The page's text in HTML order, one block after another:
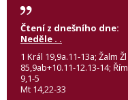
Čtení z dnešního dne:
Neděle . .
1 Král 19,9a.11-13a; Žalm Žl
85,9ab+10.11-12.13-14; Řím
9,1-5
Mt 14,22-33